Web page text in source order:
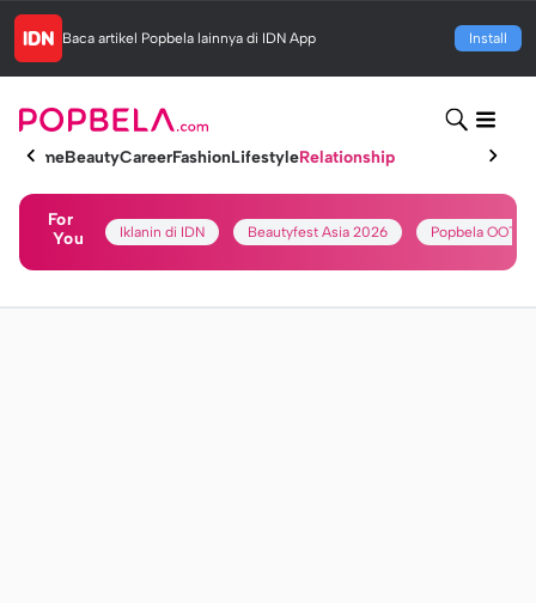
Baca artikel Popbela lainnya di IDN App Install
HomeBeautyCareerFashionLifestyleRelationship
For
You
Iklanin di IDN Beautyfest Asia 2026 Popbela OOTD